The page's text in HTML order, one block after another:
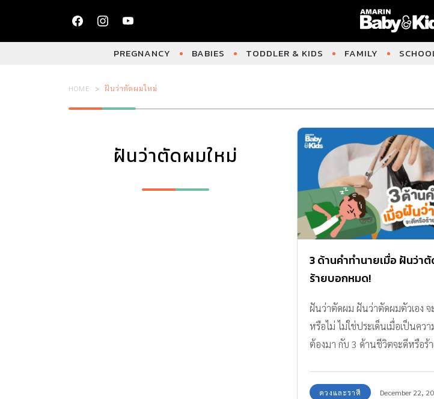
PREGNANCY BABIES TODDLER & KIDS FAMILY
HOME ฝันว่าตัดผมใหม่
ฝันว่าตัดผมใหม่
3 ด้านคำทำนายเมื่อ ฝันว่า
ร้ายบอกหมด!
ฝันว่าตัดผม ฝันว่าตัดผมตัวเอง
หรือไม่ ไม่ใช่ประเด็นเมื่อเป็นคว
ต้องมา กับ 3 ด้านชีวิตจะดีหรือร้
ดวงและราศี December 22,